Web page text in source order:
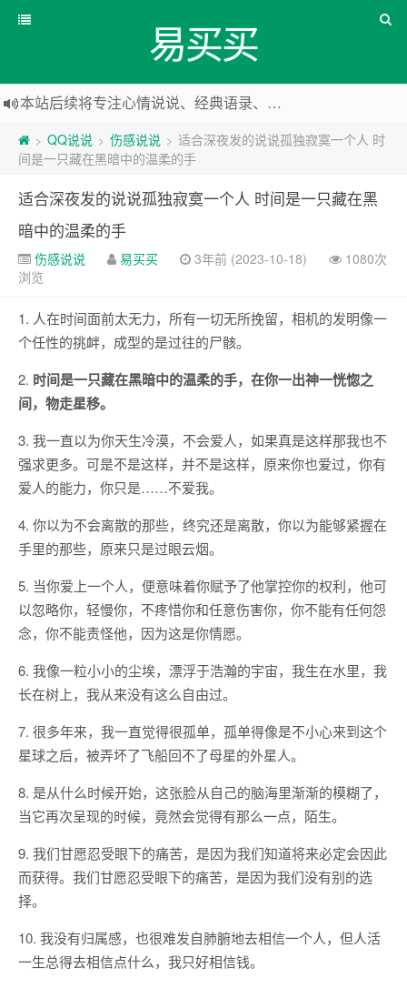
易买买
本站后续将专注心情说说、经典语录、心情随笔等
本站改版，下架友情链接
> QQ说说 > 伤感说说 > 适合深夜发的说说孤独寂寞一个人 时
间是一只藏在黑暗中的温柔的手
适合深夜发的说说孤独寂寞一个人 时间是一只藏在黑
暗中的温柔的手
伤感说说 易买买 3年前 (2023-10-18)
1080次
浏览
1. 人在时间面前太无力，所有一切无所挽留，相机的发明像一
个任性的挑衅，成型的是过往的尸骸。
2. 时间是一只藏在黑暗中的温柔的手，在你一出神一恍惚之
间，物走星移。
3. 我一直以为你天生冷漠，不会爱人，如果真是这样那我也不
强求更多。可是不是这样，并不是这样，原来你也爱过，你有
爱人的能力，你只是……不爱我。
4. 你以为不会离散的那些，终究还是离散，你以为能够紧握在
手里的那些，原来只是过眼云烟。
5. 当你爱上一个人，便意味着你赋予了他掌控你的权利，他可
以忽略你，轻慢你，不疼惜你和任意伤害你，你不能有任何怨
念，你不能责怪他，因为这是你情愿。
6. 我像一粒小小的尘埃，漂浮于浩瀚的宇宙，我生在水里，我
长在树上，我从来没有这么自由过。
7. 很多年来，我一直觉得很孤单，孤单得像是不小心来到这个
星球之后，被弄坏了飞船回不了母星的外星人。
8. 是从什么时候开始，这张脸从自己的脑海里渐渐的模糊了，
当它再次呈现的时候，竟然会觉得有那么一点，陌生。
9. 我们甘愿忍受眼下的痛苦，是因为我们知道将来必定会因此
而获得。我们甘愿忍受眼下的痛苦，是因为我们没有别的选
择。
10. 我没有归属感，也很难发自肺腑地去相信一个人，但人活
一生总得去相信点什么，我只好相信钱。